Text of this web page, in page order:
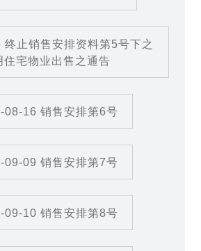
止销售安排资料第5号下之
住宅物业出售之通告
08-16 销售安排第6号
09-09 销售安排第7号
09-10 销售安排第8号